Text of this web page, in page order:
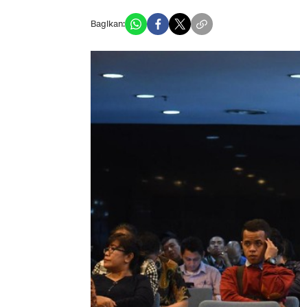
Bagikan: